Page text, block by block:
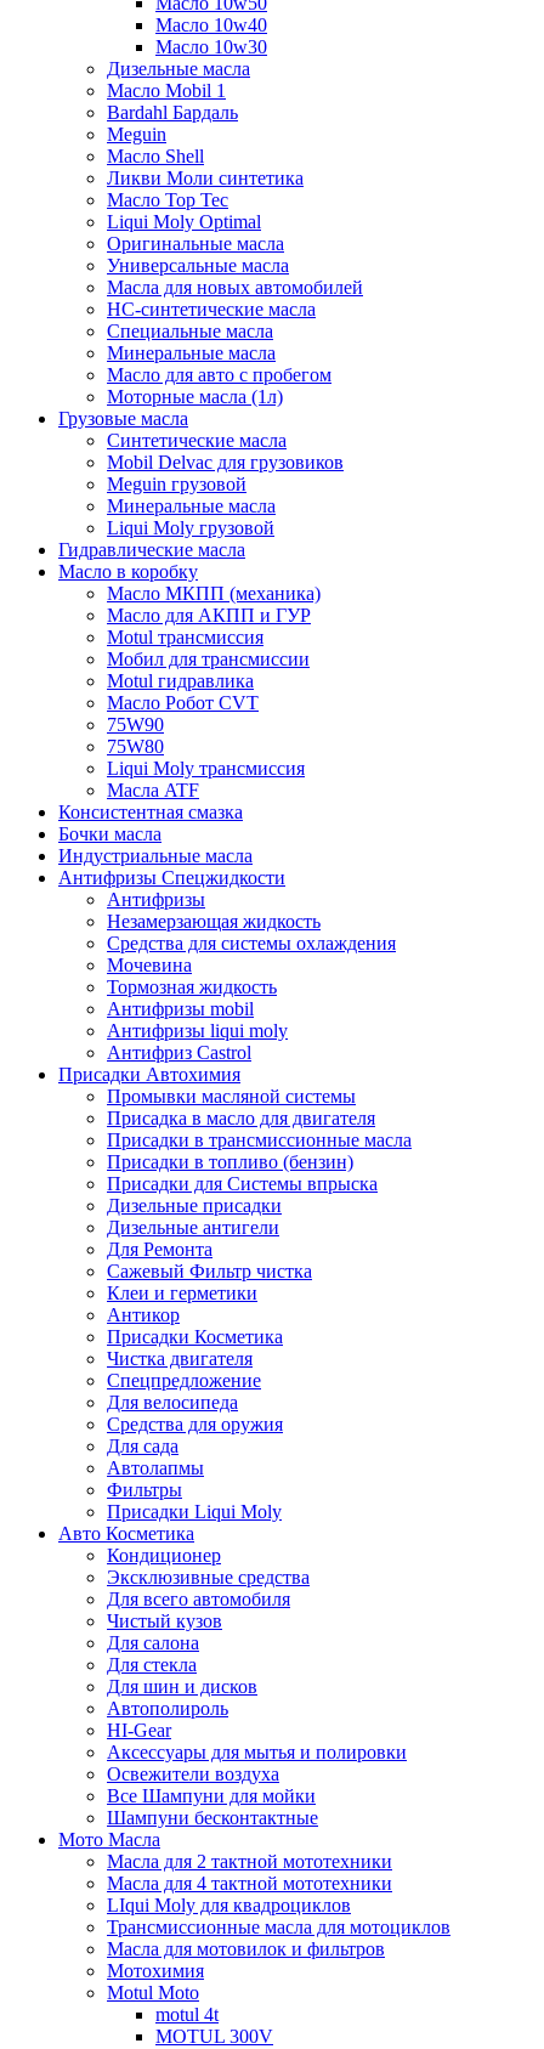
Масло 10w40
Масло 10w30
Дизельные масла
Масло Mobil 1
Bardahl Бардаль
Meguin
Масло Shell
Ликви Моли синтетика
Масло Top Tec
Liqui Moly Optimal
Оригинальные масла
Универсальные масла
Масла для новых автомобилей
HC-синтетические масла
Специальные масла
Минеральные масла
Масло для авто с пробегом
Моторные масла (1л)
Грузовые масла
Синтетические масла
Mobil Delvac для грузовиков
Meguin грузовой
Минеральные масла
Liqui Moly грузовой
Гидравлические масла
Масло в коробку
Масло МКПП (механика)
Масло для АКПП и ГУР
Motul трансмиссия
Мобил для трансмиссии
Motul гидравлика
Масло Робот CVT
75W90
75W80
Liqui Moly трансмиссия
Масла ATF
Консистентная смазка
Бочки масла
Индустриальные масла
Антифризы Спецжидкости
Антифризы
Незамерзающая жидкость
Средства для системы охлаждения
Мочевина
Тормозная жидкость
Антифризы mobil
Антифризы liqui moly
Антифриз Castrol
Присадки Автохимия
Промывки масляной системы
Присадка в масло для двигателя
Присадки в трансмиссионные масла
Присадки в топливо (бензин)
Присадки для Системы впрыска
Дизельные присадки
Дизельные антигели
Для Ремонта
Сажевый Фильтр чистка
Клеи и герметики
Антикор
Присадки Косметика
Чистка двигателя
Спецпредложение
Для велосипеда
Средства для оружия
Для сада
Автолапмы
Фильтры
Присадки Liqui Moly
Авто Косметика
Кондиционер
Эксклюзивные средства
Для всего автомобиля
Чистый кузов
Для салона
Для стекла
Для шин и дисков
Автополироль
HI-Gear
Аксессуары для мытья и полировки
Освежители воздуха
Все Шампуни для мойки
Шампуни бесконтактные
Мото Масла
Масла для 2 тактной мототехники
Масла для 4 тактной мототехники
LIqui Moly для квадроциклов
Трансмиссионные масла для мотоциклов
Масла для мотовилок и фильтров
Мотохимия
Motul Moto
motul 4t
MOTUL 300V